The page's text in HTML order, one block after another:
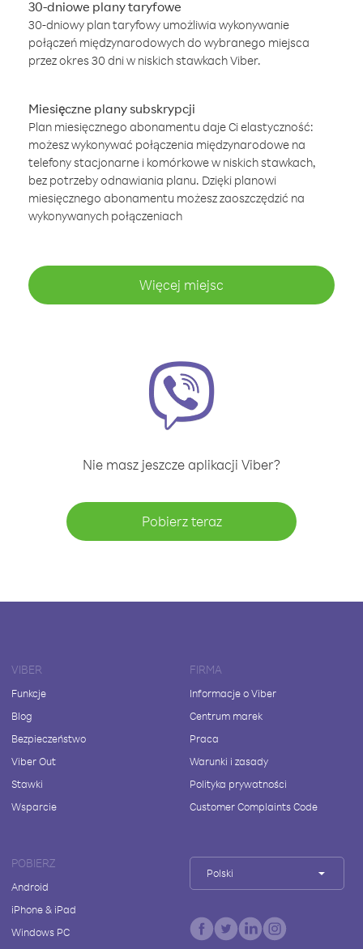
30-dniowe plany taryfowe
30-dniowy plan taryfowy umożliwia wykonywanie
połączeń międzynarodowych do wybranego miejsca
przez okres 30 dni w niskich stawkach Viber.
Miesięczne plany subskrypcji
Plan miesięcznego abonamentu daje Ci elastyczność:
możesz wykonywać połączenia międzynarodowe na
telefony stacjonarne i komórkowe w niskich stawkach,
bez potrzeby odnawiania planu. Dzięki planowi
miesięcznego abonamentu możesz zaoszczędzić na
wykonywanych połączeniach
Więcej miejsc
Nie masz jeszcze aplikacji Viber?
Pobierz teraz
VIBER
Funkcje
Blog
Bezpieczeństwo
Viber Out
Stawki
Wsparcie
FIRMA
Informacje o Viber
Centrum marek
Praca
Warunki i zasady
Polityka prywatności
Customer Complaints Code
POBIERZ
Android
iPhone & iPad
Windows PC
Polski